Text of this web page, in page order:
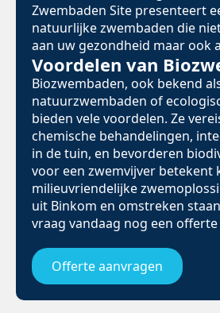
Zwembaden Site presenteert
natuurlijke zwembaden die
aan uw gezondheid maar ook
Voordelen van
Biozwembaden, ook bekend
natuurzwembaden of
bieden vele voordelen. Ze
chemische behandelingen,
in de tuin, en bevorderen
voor een zwemvijver betekent
milieuvriendelijke
uit Binkom en omstreken
vraag vandaag nog een offerte
Offerte aanvragen